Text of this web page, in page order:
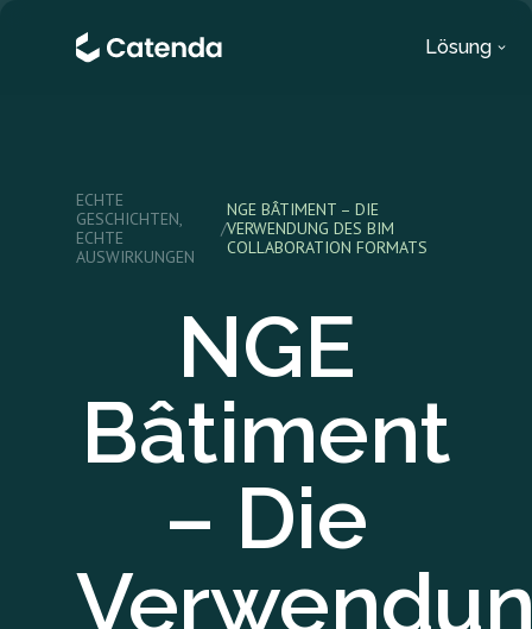
Lösung
ECHTE
GESCHICHTEN,
ECHTE
AUSWIRKUNGEN
/
NGE BÂTIMENT – DIE
VERWENDUNG DES BIM
COLLABORATION FORMATS
NGE
Bâtiment
– Die